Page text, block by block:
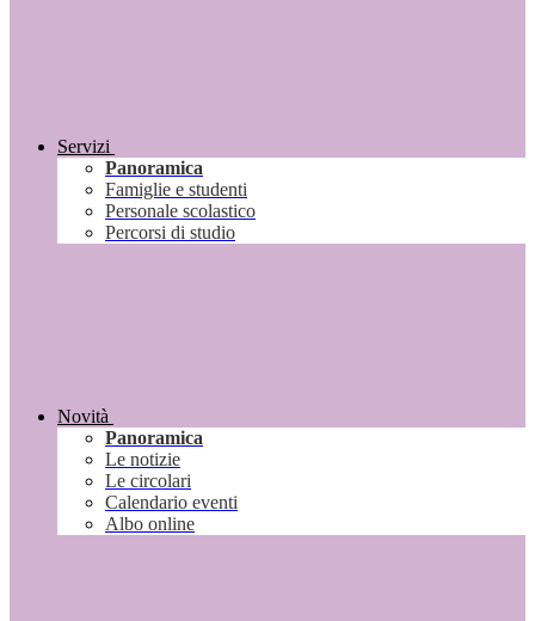
Servizi
Panoramica
Famiglie e studenti
Personale scolastico
Percorsi di studio
Novità
Panoramica
Le notizie
Le circolari
Calendario eventi
Albo online